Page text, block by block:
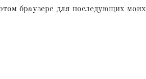
браузере для последующих моих